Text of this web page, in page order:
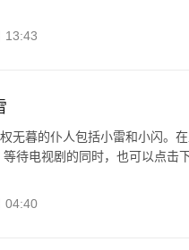
13:43
无暮的仆人包括小雷和小闪。
待电视剧的同时，也可以点击
04:40